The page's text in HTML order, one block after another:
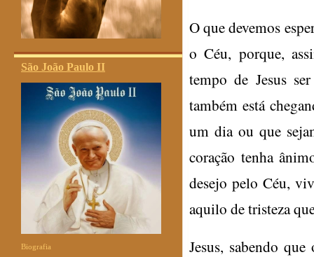
São João Paulo II
Biografia
O que devemos
o Céu, porque,
tempo de Jesus
também está
um dia ou que
coração tenha
desejo pelo Céu,
aquilo de tristeza
Jesus, sabendo